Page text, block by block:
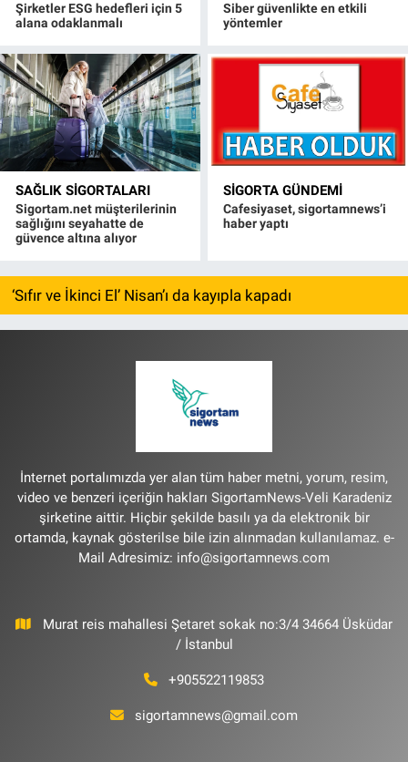
Şirketler ESG hedefleri için 5
alana odaklanmalı
Siber güvenlikte en etkili
yöntemler
SAĞLIK SIGORTALARI
Sigortam.net müşterilerinin
sağlığını seyahatte de
güvence altına alıyor
SIGORTA GÜNDEMI
Cafesiyaset, sigortamnews’i
haber yaptı
‘Sıfır ve İkinci El’ Nisan’ı da kayıpla kapadı
İnternet portalımızda yer alan tüm haber metni, yorum, resim,
video ve benzeri içeriğin hakları SigortamNews-Veli Karadeniz
şirketine aittir. Hiçbir şekilde basılı ya da elektronik bir
ortamda, kaynak gösterilse bile izin alınmadan kullanılamaz. e-
Mail Adresimiz: info@sigortamnews.com
Murat reis mahallesi Şetaret sokak no:3/4 34664 Üsküdar
/ İstanbul
+905522119853
sigortamnews@gmail.com